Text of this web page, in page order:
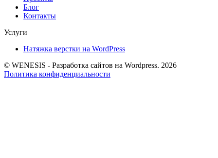
Блог
Контакты
Услуги
Натяжка верстки на WordPress
© WENESIS - Разработка сайтов на Wordpress. 2026
Политика конфиденциальности